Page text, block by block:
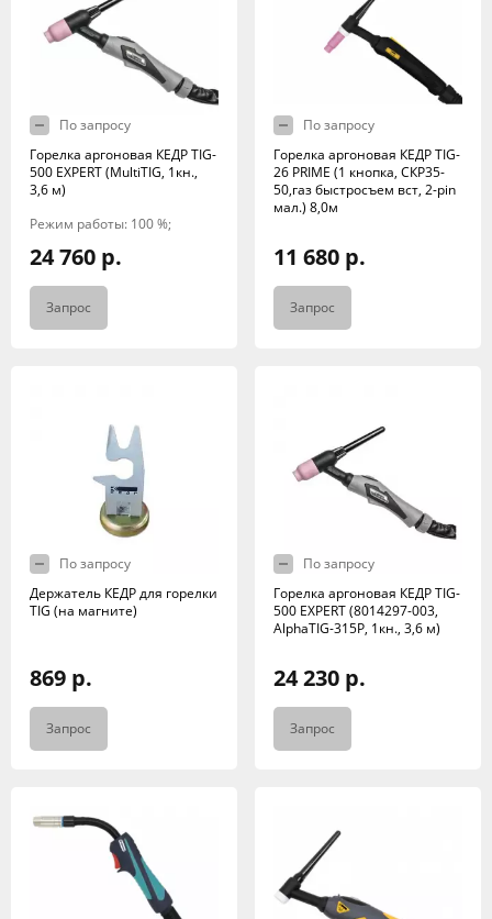
По запросу
Горелка аргоновая КЕДР TIG-
500 EXPERT (MultiTIG, 1кн.,
3,6 м)
Режим работы: 100 %;
24 760 р.
Запрос
По запросу
Горелка аргоновая КЕДР TIG-
26 PRIME (1 кнопка, СКР35-
50,газ быстросъем вст, 2-pin
мал.) 8,0м
11 680 р.
Запрос
По запросу
Держатель КЕДР для горелки
TIG (на магните)
869 р.
Запрос
По запросу
Горелка аргоновая КЕДР TIG-
500 EXPERT (8014297-003,
AlphaTIG-315P, 1кн., 3,6 м)
24 230 р.
Запрос